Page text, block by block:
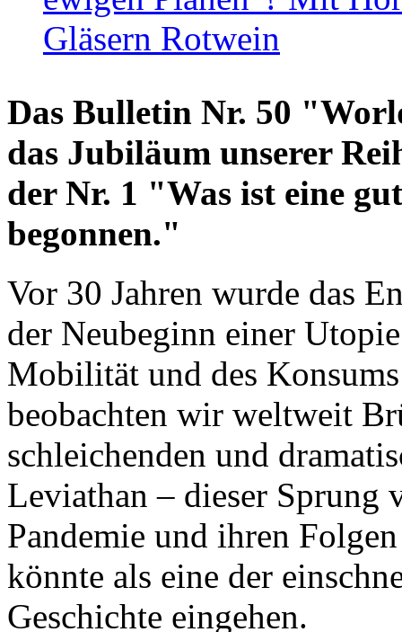
Gläsern Rotwein
Das Bulletin Nr. 50
das Jubiläum unserer
der Nr. 1 "Was ist eine
begonnen."
Vor 30 Jahren wurde das
der Neubeginn einer
Mobilität und des
beobachten wir weltweit
schleichenden und
Leviathan – dieser Sprung
Pandemie und ihren
könnte als eine der
Geschichte eingehen.